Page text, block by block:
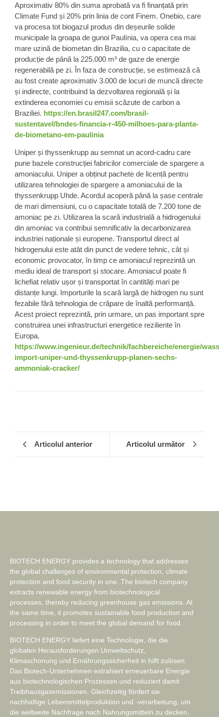
Aproximativ 80% din suma aprobată va fi finanțată prin
Climate Fund și 20% prin linia de cont Finem. Onebio, care
va procesa tot biogazul produs din deșeurile solide
municipale la groapa de gunoi Paulínia, va opera cea mai
mare uzină de biometan din Brazilia, cu o capacitate de
producție de până la 225.000 m³ de gaze de energie
regenerabilă pe zi. În faza de construcție, se estimează că
au fost create aproximativ 3.000 de locuri de muncă directe
și indirecte, contribuind la dezvoltarea regională și la
extinderea economiei cu emisii scăzute de carbon a
Braziliei. https://en.brasil247.com/brasil-
sustentavel/bndes-financia-r-450-milhoes-para-planta-
de-biometano-em-paulinia
Uniper și thyssenkrupp au semnat un acord-cadru care
pune bazele construcției fabricilor comerciale de spargere a
amoniacului. Uniper a obținut pachete de licență pentru
utilizarea tehnologiei de spargere a amoniacului de la
thyssenkrupp Uhde. Acordul acoperă până la șase centrale
de mari dimensiuni, cu o capacitate totală de 7.200 tone de
amoniac pe zi. Utilizarea la scară industrială a hidrogenului
din amoniac va contribui semnificativ la decarbonizarea
industriei naționale și europene. Transportul direct al
hidrogenului este atât din punct de vedere tehnic, cât și
economic provocator, în timp ce amoniacul reprezintă un
mediu ideal de transport și stocare. Amoniacul poate fi
lichefiat relativ ușor și transportat în cantități mari pe
distanțe lungi. Importurile la scară largă de hidrogen nu sunt
fezabile fără tehnologia de crăpare de înaltă performanță.
Acest proiect reprezintă, prin urmare, un pas important spre
construirea unei infrastructuri energetice reziliente în
Europa.
https://www.ingenieur.de/technik/fachbereiche/energie/
import-uniper-und-thyssenkrupp-planen-sechs-
ammoniak-cracker/
Articolul anterior Articolul următor
BIOTECH ENERGY provides a technology that addresses
the global challenges of environmental protection, climate
protection and food security in one. The biotech company
extracts renewable energy from biotechnological
processes, thereby reducing greenhouse gas emissions. At
the same time, it promotes sustainable food production and
processing in order to meet the global demand for food.
BIOTECH ENERGY liefert eine Technologie, die die
globalen Herausforderungen Umweltschutz,
Klimaschonung und Ernährungssicherheit in hilft zulösen.
Das Biotech-Unternehmen extrahiert erneuerbare Energie
aus biotechnologischen Prozessen und reduziert damit
Treibhausgasemissionen. Gleichzeitig fördert sie
nachhaltige Lebensmittelproduktion und -verarbeitung, um
die weltweite Nachfrage nach Nahrungsmitteln zu decken.